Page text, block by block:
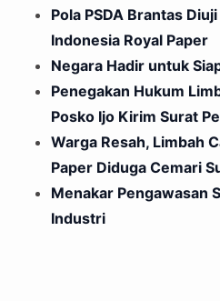
Pola PSDA Brantas
Indonesia Royal Paper
Negara Hadir untuk
Penegakan Hukum
Posko Ijo Kirim Surat
Warga Resah, Limbah
Paper Diduga Cemari
Menakar Pengawasan
Industri